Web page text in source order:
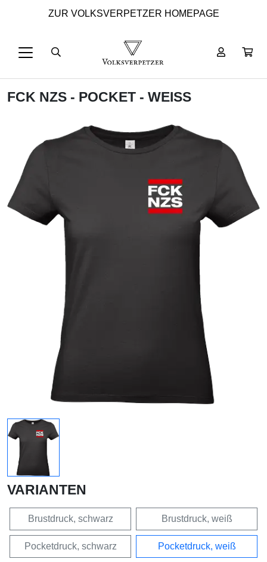
ZUR VOLKSVERPETZER HOMEPAGE
FCK NZS - POCKET - WEISS
VARIANTEN
Brustdruck, schwarz Brustdruck, weiß
Pocketdruck, schwarz Pocketdruck, weiß